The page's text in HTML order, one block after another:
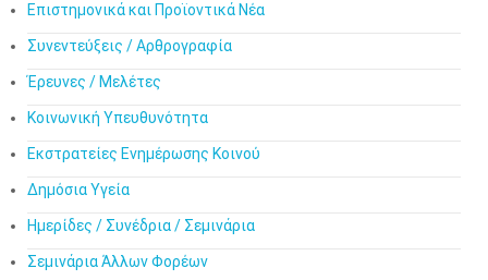
Επιστημονικά και Προϊοντικά Νέα
Συνεντεύξεις / Αρθρογραφία
Έρευνες / Μελέτες
Κοινωνική Υπευθυνότητα
Εκστρατείες Ενημέρωσης Κοινού
Δημόσια Υγεία
Ημερίδες / Συνέδρια / Σεμινάρια
Σεμινάρια Άλλων Φορέων